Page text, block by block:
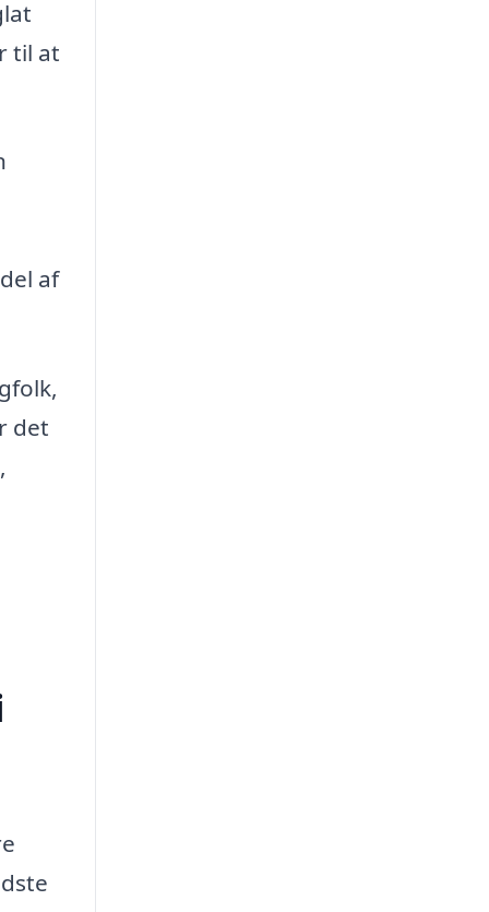
til at
af
det